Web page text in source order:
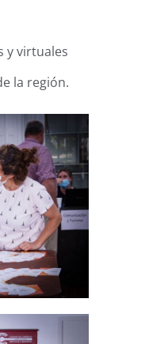
y virtuales
la región.